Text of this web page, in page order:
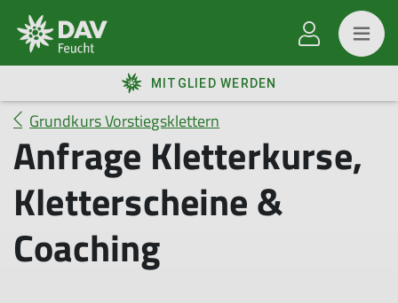
MITGLIED WERDEN
Grundkurs Vorstiegsklettern
Anfrage Kletterkurse,
Kletterscheine &
Coaching